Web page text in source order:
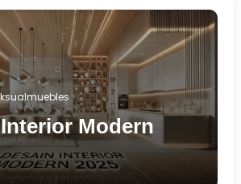
ksualmuebles
Modern